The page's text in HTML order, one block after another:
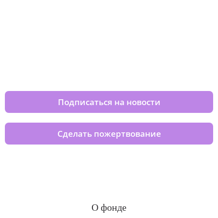
Подписаться на новости
Сделать пожертвование
О фонде